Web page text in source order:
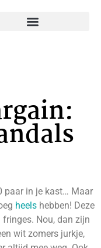
paar in je kast… Maar
heels hebben! Deze
fringes. Nou, dan zijn
wit zomers jurkje,